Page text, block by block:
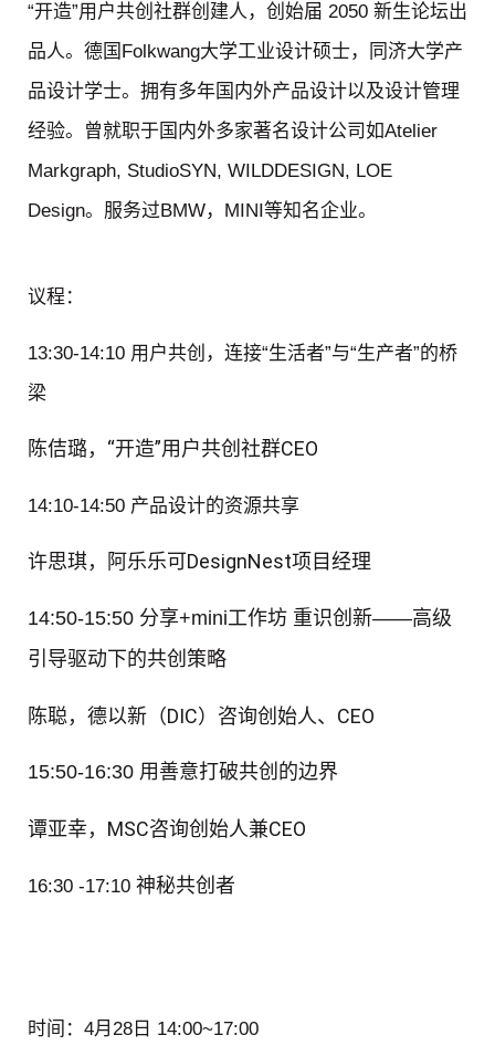
“开造”用户共创社群创建人，创始届 2050 新生论坛出
品人。德国Folkwang大学工业设计硕士，同济大学产
品设计学士。拥有多年国内外产品设计以及设计管理
经验。曾就职于国内外多家著名设计公司如Atelier
Markgraph, StudioSYN, WILDDESIGN, LOE
Design。服务过BMW，MINI等知名企业。
议程 ：
13:30-14:10 用户共创，连接“生活者”与“生产者”的桥
梁
陈佶璐，“开造”用户共创社群CEO
14:10-14:50 产品设计的资源共享
许思琪，阿乐乐可DesignNest项目经理
14:50-15:50 分享+mini工作坊 重识创新——高级
引导驱动下的共创策略
陈聪，德以新（DIC）咨询创始人、CEO
15:50-16:30 用善意打破共创的边界
谭亚幸，MSC咨询创始人兼CEO
16:30 -17:10 神秘共创者
时间： 4月28日 14:00~17:00